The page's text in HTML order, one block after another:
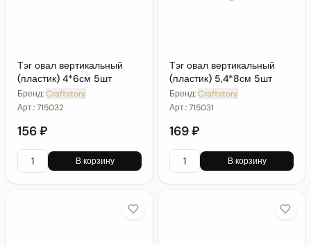
Тэг овал вертикальный
(пластик) 4*6см 5шт
Бренд:Craftstory
Арт.:715032
156 ₽
В корзину
Тэг овал вертикальный
(пластик) 5,4*8см 5шт
Бренд:Craftstory
Арт.:715031
169 ₽
В корзину